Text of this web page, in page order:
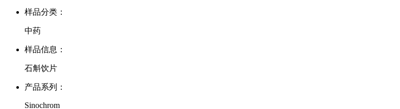
样品分类：
中药
样品信息：
石斛饮片
产品系列：
Sinochrom